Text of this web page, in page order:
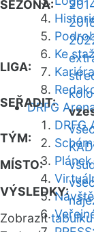
Ke
Kariéra
DRFG
DRFG
SEZONA:
LIGA:
SEŘADIT:
kolo
TÝM:
KAD
MÍSTO:
VÝSLEDKY:
Zobrazittabulku